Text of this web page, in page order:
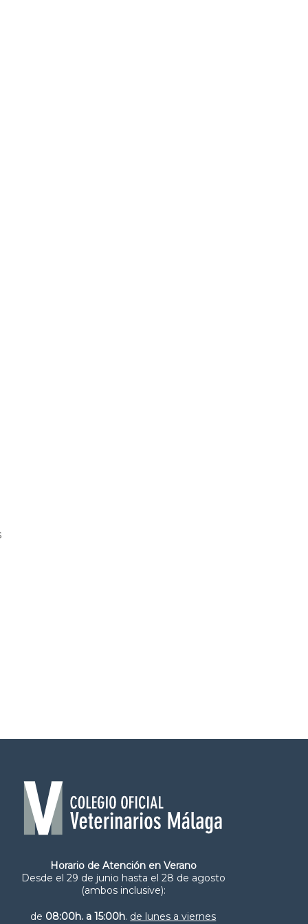
Horario de Atención en Verano
Desde el 29 de junio hasta el 28 de agosto
(ambos inclusive):
de 08:00h. a 15:00h. de lunes a viernes